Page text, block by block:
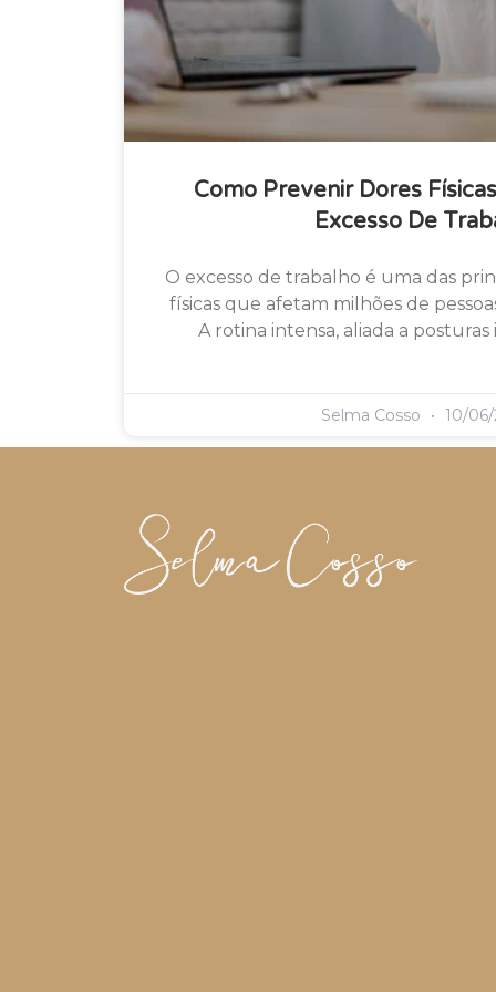
Como Prevenir Dores
Excesso De
O excesso de trabalho é uma das
físicas que afetam milhões de
A rotina intensa, aliada a
Selma Cosso 10/